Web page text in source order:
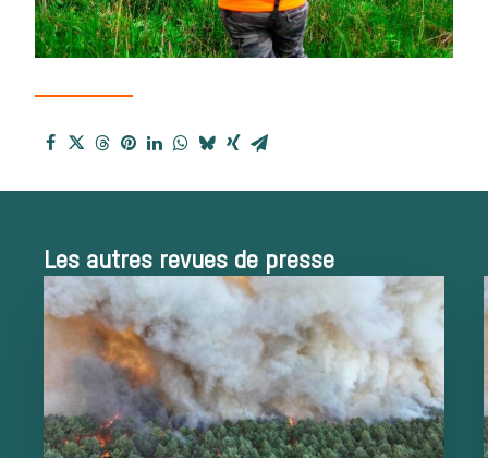
de chasse
Trouver un
équipage
Les autres revues de presse